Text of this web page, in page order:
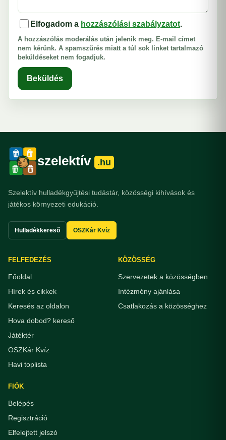
Elfogadom a hozzászólási szabályzatot.
A hozzászólás moderálás után jelenik meg. E-mail címet
nem kérünk. A spamszűrés miatt a túl sok linket tartalmazó
beküldéseket nem fogadjuk.
Beküldés
szelektív .hu
Szelektív hulladékgyűjtési tudástár, közösségi kihívások és
játékos környezeti edukáció.
Hulladékkereső OSZKár Kvíz
FELFEDEZÉS
Főoldal
Hírek és cikkek
Keresés az oldalon
Hova dobod? kereső
Játéktér
OSZKár Kvíz
Havi toplista
KÖZÖSSÉG
Szervezetek a közösségben
Intézmény ajánlása
Csatlakozás a közösséghez
FIÓK
Belépés
Regisztráció
Elfelejtett jelszó